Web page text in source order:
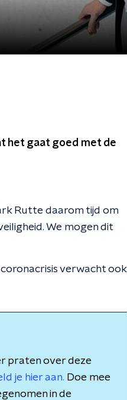
het gaat goed met de
Rutte daarom tijd om
We mogen dit
verwacht ook
praten over deze
je hier aan. Doe mee
in de